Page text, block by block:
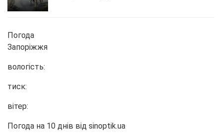
Погода
Запоріжжя
вологість:
тиск:
вітер:
Погода на 10 днів від sinoptik.ua